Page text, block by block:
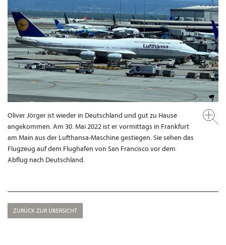
Oliver Jörger ist wieder in Deutschland und gut zu Hause
angekommen. Am 30. Mai 2022 ist er vormittags in Frankfurt
am Main aus der Lufthansa-Maschine gestiegen. Sie sehen das
Flugzeug auf dem Flughafen von San Francisco vor dem
Abflug nach Deutschland.
ZURÜCK ZUR ÜBERSICHT